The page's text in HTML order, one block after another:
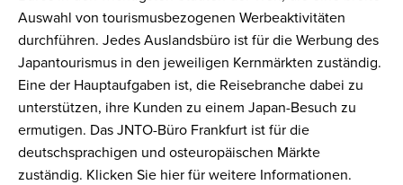
Auswahl von tourismusbezogenen Werbeaktivitäten
durchführen. Jedes Auslandsbüro ist für die Werbung des
Japantourismus in den jeweiligen Kernmärkten zuständig.
Eine der Hauptaufgaben ist, die Reisebranche dabei zu
unterstützen, ihre Kunden zu einem Japan-Besuch zu
ermutigen. Das JNTO-Büro Frankfurt ist für die
deutschsprachigen und osteuropäischen Märkte
zuständig. Klicken Sie hier für weitere Informationen.